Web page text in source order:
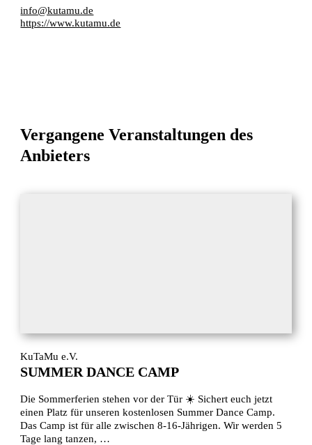
info@kutamu.de
https://www.kutamu.de
Vergangene Veranstaltungen des
Anbieters
KuTaMu e.V.
SUMMER DANCE CAMP
Die Sommerferien stehen vor der Tür ☀️ Sichert euch jetzt
einen Platz für unseren kostenlosen Summer Dance Camp.
Das Camp ist für alle zwischen 8-16-Jährigen. Wir werden 5
Tage lang tanzen, …